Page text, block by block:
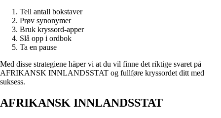
Tell antall bokstaver
Prøv synonymer
Bruk kryssord-apper
Slå opp i ordbok
Ta en pause
Med disse strategiene håper vi at du vil finne det riktige svaret på
AFRIKANSK INNLANDSSTAT og fullføre kryssordet ditt med
suksess.
AFRIKANSK INNLANDSSTAT